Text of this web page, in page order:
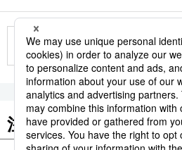
もっと見る
注目のキーワード